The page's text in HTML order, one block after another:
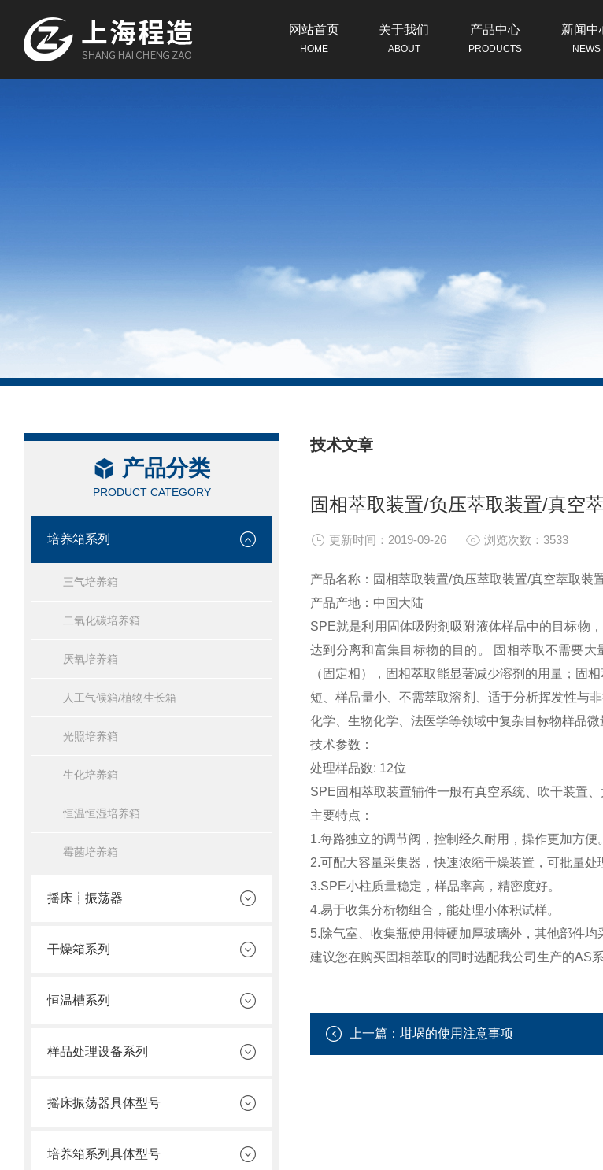
网站首页
HOME
关于我们
ABOUT
产品中心
PRODUCTS
新闻中
NEWS
产品分类
PRODUCT CATEGORY
培养箱系列
三气培养箱
二氧化碳培养箱
厌氧培养箱
人工气候箱/植物生长箱
光照培养箱
生化培养箱
恒温恒湿培养箱
霉菌培养箱
摇床┊振荡器
干燥箱系列
恒温槽系列
样品处理设备系列
摇床振荡器具体型号
培养箱系列具体型号
技术文章
/ TECHNICAL ARTICLES
固相萃取装置/负压萃取装置/真空
更新时间：2019-09-26 浏览次数：3533
产品名称：固相萃取装置/负压萃取装置/真空萃取装
产品产地：中国大陆
SPE就是利用固体吸附剂吸附液体样品中的目标物
达到分离和富集目标物的目的。 固相萃取不需要
（固定相），固相萃取能显著减少溶剂的用量；固
短、样品量小、不需萃取溶剂、适于分析挥发性与
化学、生物化学、法医学等领域中复杂目标物样品
技术参数：
处理样品数: 12位
SPE固相萃取装置辅件一般有真空系统、吹干装置
主要特点：
1.每路独立的调节阀，控制经久耐用，操作更加方便。
2.可配大容量采集器，快速浓缩干燥装置，可批量处
3.SPE小柱质量稳定，样品率高，精密度好。
4.易于收集分析物组合，能处理小体积试样。
5.除气室、收集瓶使用特硬加厚玻璃外，其他部件均
建议您在购买固相萃取的同时选配我公司生产的AS
上一篇： 坩埚的使用注意事项